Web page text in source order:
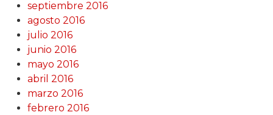
septiembre 2016
agosto 2016
julio 2016
junio 2016
mayo 2016
abril 2016
marzo 2016
febrero 2016